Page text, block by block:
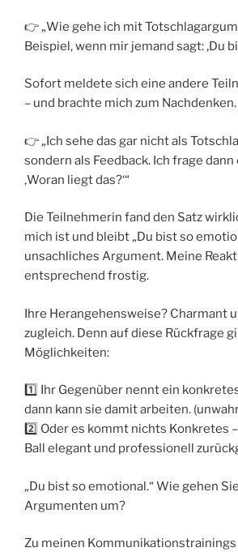
👉 „Wie gehe ich mit
Beispiel, wenn mir jemand sagt: ‚Du
Sofort meldete sich eine andere
– und brachte mich zum Nachdenken.
👉 „Ich sehe das gar nicht als
sondern als Feedback. Ich frage
‚Woran liegt das?‘“
Die Teilnehmerin fand den Satz
mich ist und bleibt „Du bist so
unsachliches Argument. Meine
entsprechend frostig.
Ihre Herangehensweise? Charmant
zugleich. Denn auf diese Rückfrage
Möglichkeiten:
1️⃣ Ihr Gegenüber nennt ein
dann kann sie damit arbeiten.
2️⃣ Oder es kommt nichts Konkretes
Ball elegant und professionell
„Du bist so emotional.“ Wie gehen
Argumenten um?
Zu meinen